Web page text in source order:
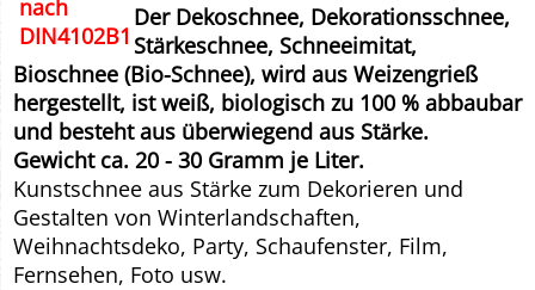
Der Dekoschnee, Dekorationsschnee,
Stärkeschnee, Schneeimitat,
Bioschnee (Bio-Schnee), wird aus Weizengrieß
hergestellt, ist weiß, biologisch zu 100 % abbaubar
und besteht aus überwiegend aus Stärke.
Gewicht ca. 20 - 30 Gramm je Liter.
Kunstschnee aus Stärke zum Dekorieren und
Gestalten von Winterlandschaften,
Weihnachtsdeko, Party, Schaufenster, Film,
Fernsehen, Foto usw.